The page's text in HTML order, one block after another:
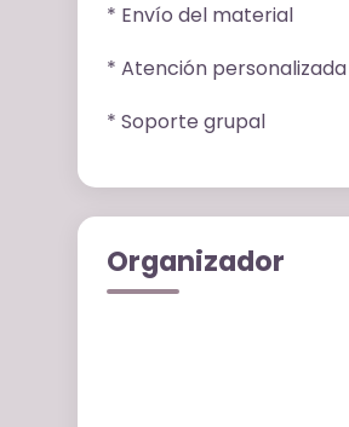
* Envío del material
* Atención personalizada
* Soporte grupal
Organizador